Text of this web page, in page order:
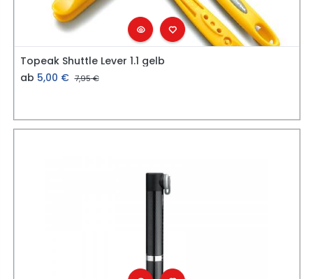
Topeak Shuttle Lever 1.1 gelb
ab 5,00 € 7,95€